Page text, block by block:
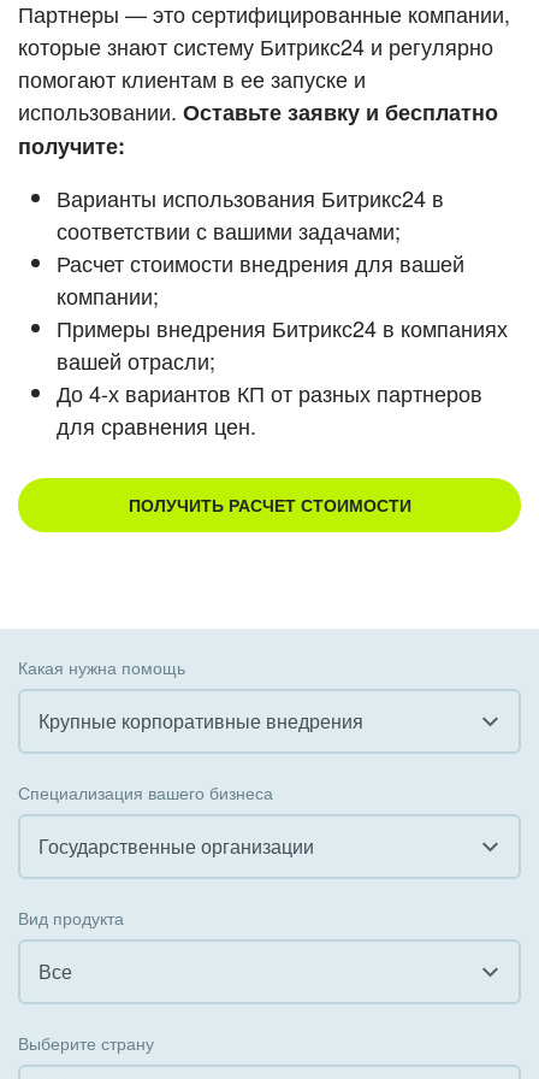
ВХОД
ВХОД
Смотреть видеокейсы
Партнеры — это сертифицированные компании,
которые знают систему Битрикс24 и регулярно
помогают клиентам в ее запуске и
использовании. Оставьте заявку и бесплатно
получите:
Варианты использования Битрикс24 в
соответствии с вашими задачами;
Расчет стоимости внедрения для вашей
компании;
Примеры внедрения Битрикс24 в компаниях
вашей отрасли;
До 4-х вариантов КП от разных партнеров
для сравнения цен.
ПОЛУЧИТЬ РАСЧЕТ СТОИМОСТИ
Какая нужна помощь
Крупные корпоративные внедрения
Внедрение КЭДО
Интеграция с 1С
Внедрение Бизнес-процессов
Специализация вашего бизнеса
Государственные организации
Государственные организации
Коммунальные услуги, ЖКХ
Вид продукта
Все
Выберите страну